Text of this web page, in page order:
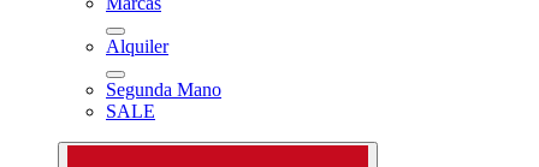
Alquiler
Segunda Mano
SALE